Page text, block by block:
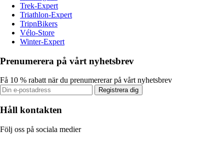
Trek-Expert
Triathlon-Expert
TripnBikers
Vélo-Store
Winter-Expert
Prenumerera på vårt nyhetsbrev
Få 10 % rabatt när du prenumererar på vårt nyhetsbrev
Registrera dig
Håll kontakten
Följ oss på sociala medier